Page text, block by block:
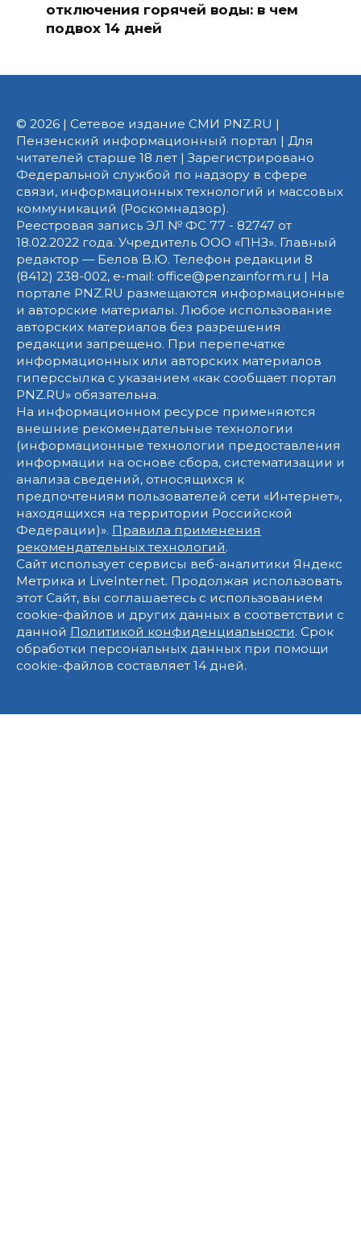
отключения горячей воды: в чем
подвох 14 дней
© 2026 | Сетевое издание СМИ PNZ.RU |
Пензенский информационный портал | Для
читателей старше 18 лет | Зарегистрировано
Федеральной службой по надзору в сфере
связи, информационных технологий и массовых
коммуникаций (Роскомнадзор).
Реестровая запись ЭЛ № ФС 77 - 82747 от
18.02.2022 года. Учредитель ООО «ПНЗ». Главный
редактор — Белов В.Ю. Телефон редакции 8
(8412) 238-002, e-mail: office@penzainform.ru | На
портале PNZ.RU размещаются информационные
и авторские материалы. Любое использование
авторских материалов без разрешения
редакции запрещено. При перепечатке
информационных или авторских материалов
гиперссылка с указанием «как сообщает портал
PNZ.RU» обязательна.
На информационном ресурсе применяются
внешние рекомендательные технологии
(информационные технологии предоставления
информации на основе сбора, систематизации и
анализа сведений, относящихся к
предпочтениям пользователей сети «Интернет»,
находящихся на территории Российской
Федерации)». Правила применения
рекомендательных технологий.
Сайт использует сервисы веб-аналитики Яндекс
Метрика и LiveInternet. Продолжая использовать
этот Сайт, вы соглашаетесь с использованием
cookie-файлов и других данных в соответствии с
данной Политикой конфиденциальности. Срок
обработки персональных данных при помощи
cookie-файлов составляет 14 дней.